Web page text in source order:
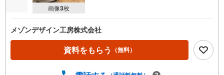
画像3枚
メゾンデザイン工房株式会社
資料をもらう （無料）